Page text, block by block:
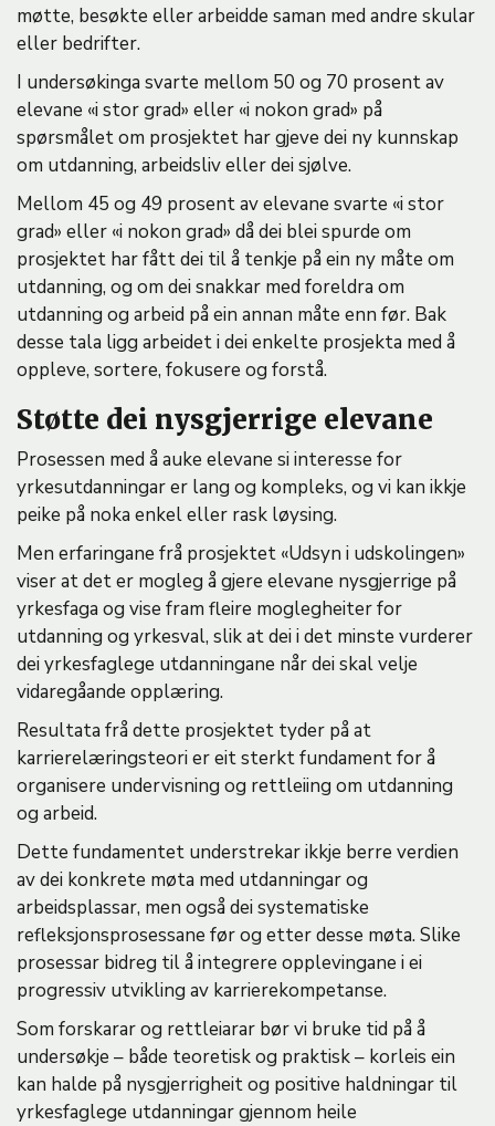
møtte, besøkte eller arbeidde saman med andre skular
eller bedrifter.
I undersøkinga svarte mellom 50 og 70 prosent av
elevane «i stor grad» eller «i nokon grad» på
spørsmålet om prosjektet har gjeve dei ny kunnskap
om utdanning, arbeidsliv eller dei sjølve.
Mellom 45 og 49 prosent av elevane svarte «i stor
grad» eller «i nokon grad» då dei blei spurde om
prosjektet har fått dei til å tenkje på ein ny måte om
utdanning, og om dei snakkar med foreldra om
utdanning og arbeid på ein annan måte enn før. Bak
desse tala ligg arbeidet i dei enkelte prosjekta med å
oppleve, sortere, fokusere og forstå.
Støtte dei nysgjerrige elevane
Prosessen med å auke elevane si interesse for
yrkesutdanningar er lang og kompleks, og vi kan ikkje
peike på noka enkel eller rask løysing.
Men erfaringane frå prosjektet «Udsyn i udskolingen»
viser at det er mogleg å gjere elevane nysgjerrige på
yrkesfaga og vise fram fleire moglegheiter for
utdanning og yrkesval, slik at dei i det minste vurderer
dei yrkesfaglege utdanningane når dei skal velje
vidaregåande opplæring.
Resultata frå dette prosjektet tyder på at
karrierelæringsteori er eit sterkt fundament for å
organisere undervisning og rettleiing om utdanning
og arbeid.
Dette fundamentet understrekar ikkje berre verdien
av dei konkrete møta med utdanningar og
arbeidsplassar, men også dei systematiske
refleksjonsprosessane før og etter desse møta. Slike
prosessar bidreg til å integrere opplevingane i ei
progressiv utvikling av karrierekompetanse.
Som forskarar og rettleiarar bør vi bruke tid på å
undersøkje – både teoretisk og praktisk – korleis ein
kan halde på nysgjerrigheit og positive haldningar til
yrkesfaglege utdanningar gjennom heile